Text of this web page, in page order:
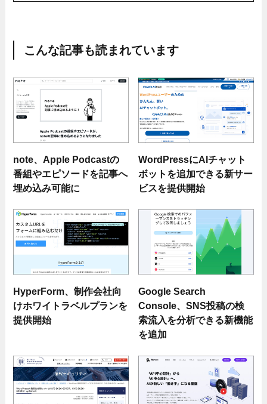
こんな記事も読まれています
note、Apple Podcastの
番組やエピソードを記事へ
埋め込み可能に
WordPressにAIチャット
ボットを追加できる新サー
ビスを提供開始
HyperForm、制作会社向
けホワイトラベルプランを
提供開始
Google Search
Console、SNS投稿の検
索流入を分析できる新機能
を追加